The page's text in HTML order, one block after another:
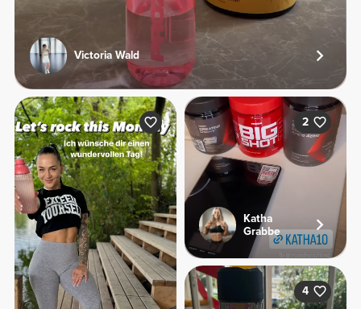
Victoria Wald
2
Katha
Grabbe
4